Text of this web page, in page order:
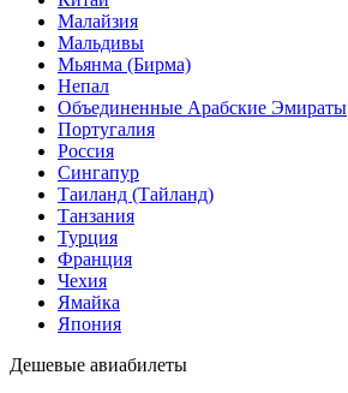
Малайзия
Мальдивы
Мьянма (Бирма)
Непал
Объединенные Арабские Эмираты
Португалия
Россия
Сингапур
Таиланд (Тайланд)
Танзания
Турция
Франция
Чехия
Ямайка
Япония
Дешевые авиабилеты